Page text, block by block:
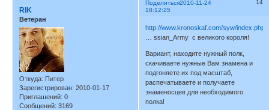
Поделиться 14
2010-11-24
18:12:25
RIK
Ветеран
Откуда: Питер
Зарегистрирован: 2010-01-17
Приглашений: 0
Сообщений: 3169
http://www.kronoskaf.com/syw/index.php?
… ssian_Army c великого короля!
Вариант, находите нужный полк,
скачиваете нужные Вам знамена и
подгоняете их под масштаб,
распечатываете и получаете
знаменосцев для необходимого
полка!